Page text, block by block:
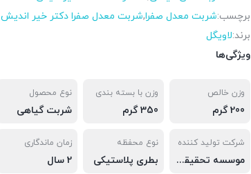
برچسب:شربت معدل صفرا,شربت معدل صفرا دکتر خیر اندیش
برند:لاویگل
ویژگی‌ها
وزن خالص
200 گرم
وزن با بسته بندی
350 گرم
نوع محصول
شربت گیاهی
شرکت تولید کننده
موسسه تحقیقات حجامت ایران
نوع محفظه
بطری پلاستیکی
زمان ماندگاری
2 سال